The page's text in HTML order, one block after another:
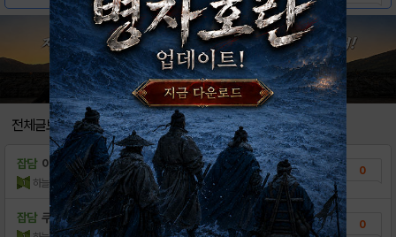
전체글보기
잡담 이번에 새로나온 다크슬레이어 쿠폰 팝니다
하늘바라기님 조회수:19 | 24.04.13
0
잡담 쿠폰 팝니다 0